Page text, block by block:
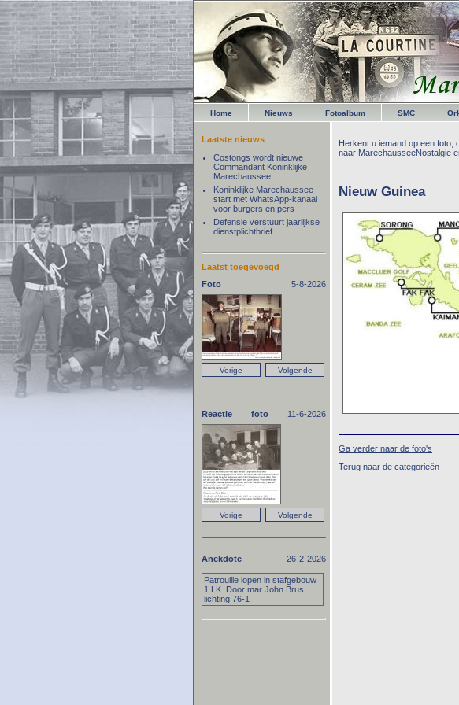
Home Nieuws Fotoalbum SMC
Herkent u iemand op een foto,
naar MarechausseeNostalgie
Nieuw Guinea
Ga verder naar de foto's
Terug naar de categorieën
Laatste nieuws
Costongs wordt nieuwe
Commandant Koninklijke
Marechaussee
Koninklijke Marechaussee
start met WhatsApp-kanaal
voor burgers en pers
Defensie verstuurt jaarlijkse
dienstplichtbrief
Laatst toegevoegd
Foto
5-8-2026
Reactie foto 11-6-2026
Anekdote 26-2-2026
Patrouille lopen in stafgebouw
1 LK. Door mar John Brus,
lichting 76-1